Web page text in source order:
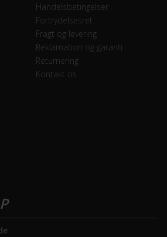
Handelsbetingelser
Fortrydelsesret
Fragt og levering
Reklamation og garanti
Returnering
Kontakt os